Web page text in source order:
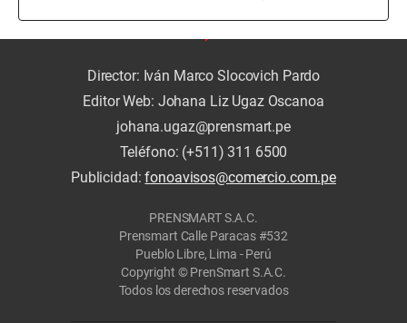
Director: Iván Marco Slocovich Pardo
Editor Web: Johana Liz Ugaz Oscanoa
johana.ugaz@prensmart.pe
Teléfono: (+511) 311 6500
Publicidad:fonoavisos@comercio.com.pe
PRENSMART S.A.C.
Prensmart Calle Paracas #532
Pueblo Libre, Lima - Perú
Copyright © PrenSmart S.A.C.
Todos los derechos reservados